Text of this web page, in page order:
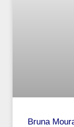
Bruna